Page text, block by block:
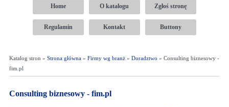
Home O katalogu Zgłoś stronę
Regulamin Kontakt Buttony
Katalog stron » Strona główna» Firmy wg branż» Doradztwo » Consulting biznesowy -
fim.pl
Consulting biznesowy - fim.pl